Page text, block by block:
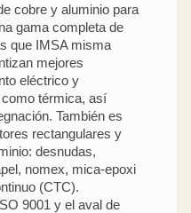
cobre y aluminio para
gama completa de
que IMSA misma
mejores
eléctrico y
térmica, así
También es
rectangulares y
desnudas,
nomex, mica-epoxi
(CTC).
9001 y el aval de